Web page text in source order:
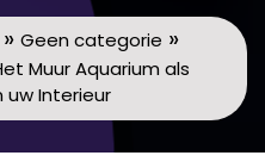
» Geen categorie »
Muur Aquarium als
uw Interieur